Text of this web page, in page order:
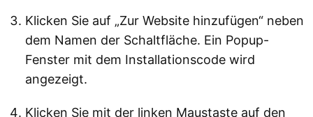
Klicken Sie auf „Zur Website hinzufügen“ neben
dem Namen der Schaltfläche. Ein Popup-
Fenster mit dem Installationscode wird
angezeigt.
Klicken Sie mit der linken Maustaste auf den